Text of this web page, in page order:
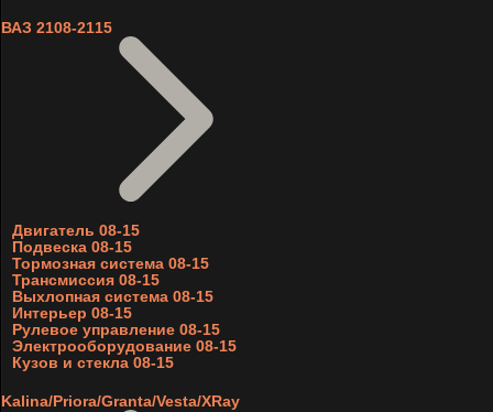
ВАЗ 2108-2115
Двигатель 08-15
Подвеска 08-15
Тормозная система 08-15
Трансмиссия 08-15
Выхлопная система 08-15
Интерьер 08-15
Рулевое управление 08-15
Электрооборудование 08-15
Кузов и стекла 08-15
Kalina/Priora/Granta/Vesta/XRay